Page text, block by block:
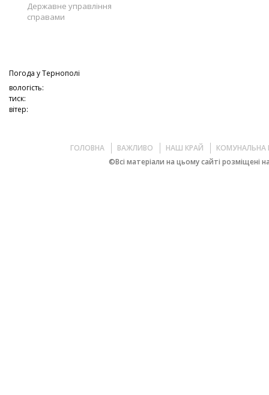
Державне управління
справами
Погода уТернополі
вологість:
тиск:
вітер:
ГОЛОВНА ВАЖЛИВО НАШ КРАЙ
КОМУНАЛЬНА
©Всі матеріали на цьому сайті розміщені